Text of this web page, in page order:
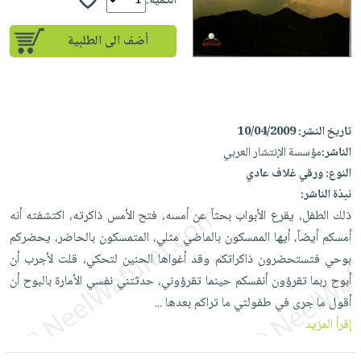
إختياراتنا
أكاديمية
English
books
iKitab
طرحها
تحميل
iKitab
على
Android
تحميل
iKitab
على
Apple
أسئلة
طرحها
على
Android
تحميل
masmu3
على
Apple
المواضيع
الأكثر
تعليمية
صندوق
القراءة
جوائز
تعليمية
جديد
الكل
أجهزة
العناية
الشخصية
العناية
وتصفيف
الشعر
العناية
المطبخ
والسفرة
الكل
أواني
الطهي
أدوات
متجر
الهدايا
أضف الى الطلبية
تاريخ النشر:10/04/2009
الناشر:مؤسسة الإنتشار العربي
النوع:ورقي غلاف عادي
نبذة الناشر:
ذلك الطفل، يقرع الأبواب بحثاً عن أمسه، فتح الأمس ذاكرته، اكتشفته أنه
أمسكم أيضاً، أيها الممسكون بالماضي مثلي، المتمسكون بالحاضر، يحضركم
بوحي فتستحضرون ذاكراتكم وقد أغواها الحنين لتحكي، قلت لأجرب أن
أبوح ربما تقرؤون أنفسكم حينما تقرؤوني، حدثتني نفسي الأمارة بالبوح أن
أقول ما جرى في طفولتي ما تراكم بعدها...
إقرأ المزيد